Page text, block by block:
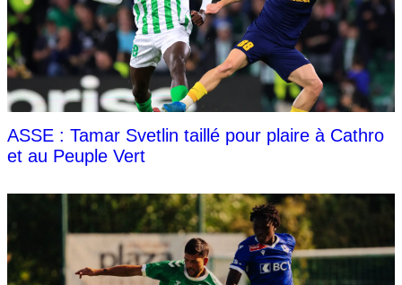
ASSE : Tamar Svetlin taillé pour plaire à Cathro
et au Peuple Vert